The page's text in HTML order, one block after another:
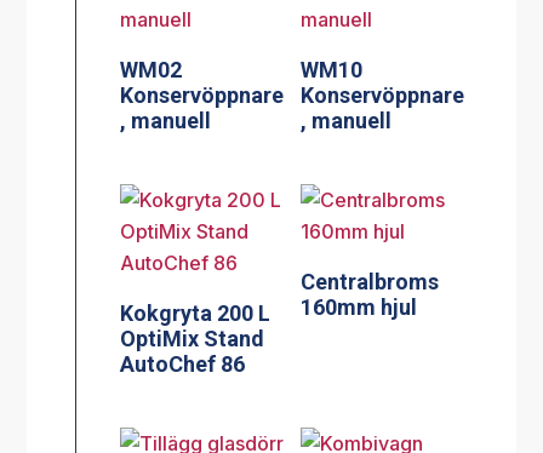
WM02
Konservöppnare
, manuell
WM10
Konservöppnare
, manuell
Kokgryta 200 L
OptiMix Stand
AutoChef 86
Centralbroms
160mm hjul